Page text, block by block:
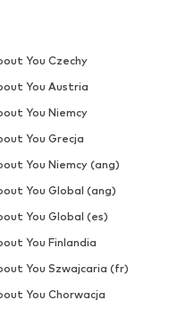
You Czechy
You Austria
You Niemcy
You Grecja
You Niemcy (ang)
You Global (ang)
You Global (es)
You Finlandia
You Szwajcaria (fr)
You Chorwacja